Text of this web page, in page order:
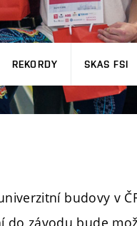
REKORDY SKAS FSI
budovy v
do závodu bude